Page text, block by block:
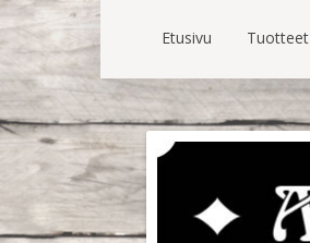
Etusivu Tuotteet